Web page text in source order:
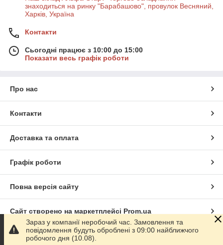
знаходиться на ринку "Барабашово", провулок Весняний,
Харків, Україна
Контакти
Сьогодні працює з 10:00 до 15:00
Показати весь графік роботи
Про нас
Контакти
Доставка та оплата
Графік роботи
Повна версія сайту
Сайт створено на маркетплейсі Prom.ua
Політика конфіденційності
Зараз у компанії неробочий час. Замовлення та
повідомлення будуть оброблені з 09:00 найближчого
робочого дня (10.08).